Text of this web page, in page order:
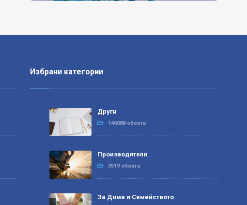
Избрани категории
Други
146088 обекта
Производители
3519 обекта
За Дома и Семейството